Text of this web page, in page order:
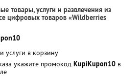
товары, услуги и развлечения из
цифровых товаров «Wildberries
услуги в корзину
укажите промокод KupiKupon10 в